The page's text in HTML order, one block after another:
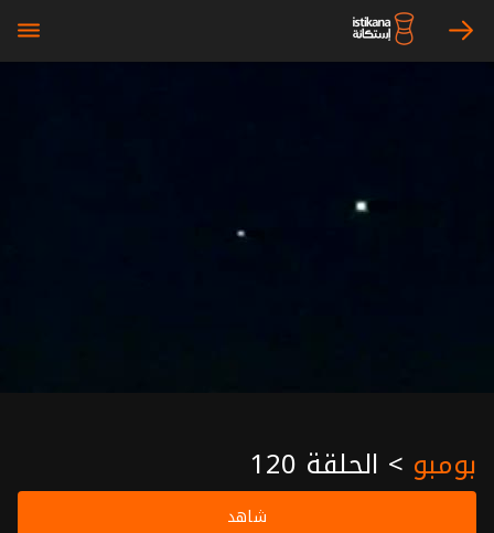
arrow_right
bars
بومبو > الحلقة 120
شاهد